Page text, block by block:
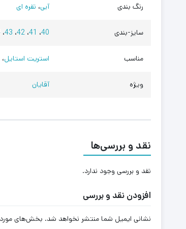
رنگ بندی آبی، نقره ای
سایز-بندی 40، 41، 42، 43،
مناسب استریت استایل،
ویژه آقایان
نقد و بررسی‌ها
نقد و بررسی وجود ندارد.
افزودن نقد و بررسی
نشانی ایمیل شما منتشر نخواهد شد. بخش‌های